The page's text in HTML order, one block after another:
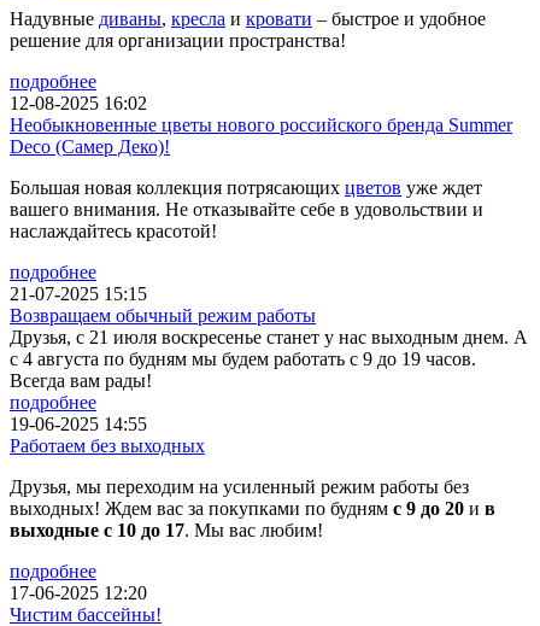
Надувные диваны, кресла и кровати – быстрое и удобное
решение для организации пространства!
подробнее
12-08-2025 16:02
Необыкновенные цветы нового российского бренда Summer
Deco (Самер Деко)!
Большая новая коллекция потрясающих цветов уже ждет
вашего внимания. Не отказывайте себе в удовольствии и
наслаждайтесь красотой!
подробнее
21-07-2025 15:15
Возвращаем обычный режим работы
Друзья, с 21 июля воскресенье станет у нас выходным днем. А
с 4 августа по будням мы будем работать с 9 до 19 часов.
Всегда вам рады!
подробнее
19-06-2025 14:55
Работаем без выходных
Друзья, мы переходим на усиленный режим работы без
выходных! Ждем вас за покупками по будням с 9 до 20 и в
выходные с 10 до 17. Мы вас любим!
подробнее
17-06-2025 12:20
Чистим бассейны!